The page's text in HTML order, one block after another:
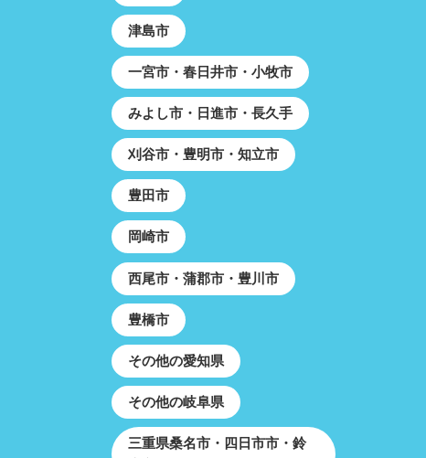
津島市
一宮市・春日井市・小牧市
みよし市・日進市・長久手
刈谷市・豊明市・知立市
豊田市
岡崎市
西尾市・蒲郡市・豊川市
豊橋市
その他の愛知県
その他の岐阜県
三重県桑名市・四日市市・鈴